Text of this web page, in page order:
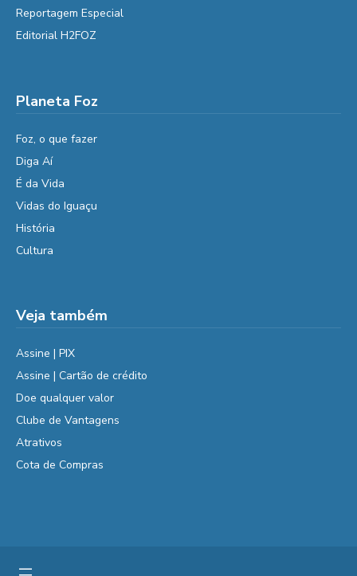
Reportagem Especial
Editorial H2FOZ
Planeta Foz
Foz, o que fazer
Diga Aí
É da Vida
Vidas do Iguaçu
História
Cultura
Veja também
Assine | PIX
Assine | Cartão de crédito
Doe qualquer valor
Clube de Vantagens
Atrativos
Cota de Compras